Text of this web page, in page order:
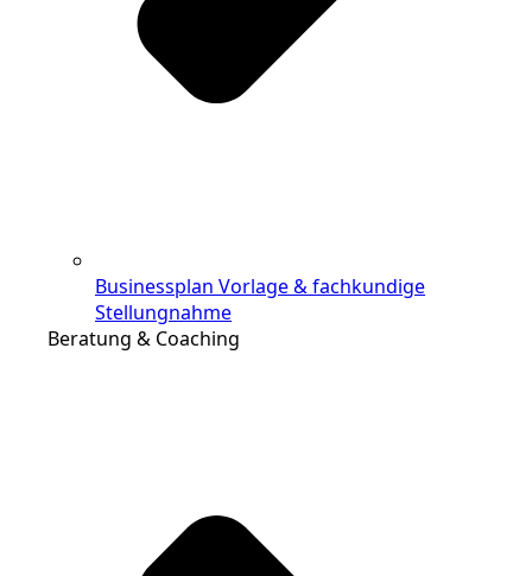
Businessplan Vorlage & fachkundige
Stellungnahme
Beratung & Coaching